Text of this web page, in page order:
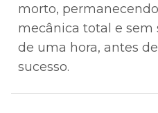
morto,
mecânica total e sem
de uma hora, antes
sucesso.